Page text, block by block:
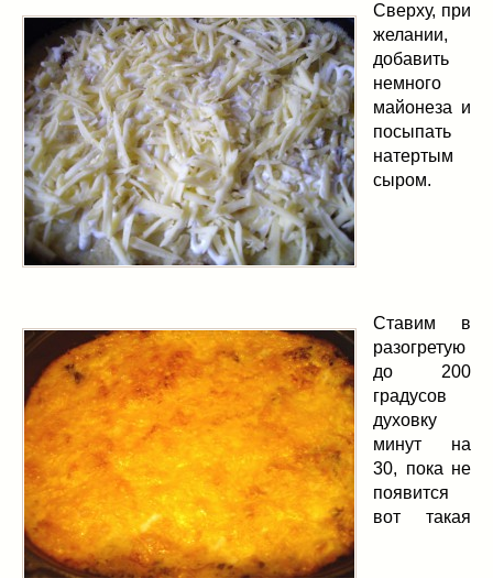
Сверху, при
желании,
добавить
немного
майонеза и
посыпать
натертым
сыром.
Ставим в
разогретую
до 200
градусов
духовку
минут на
30, пока не
появится
вот такая